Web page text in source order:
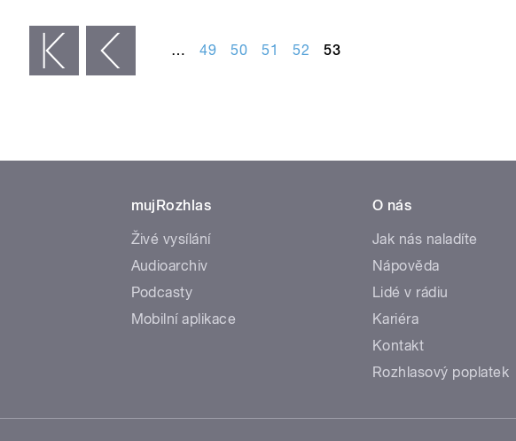
‹ předchozí … 49 50 51 52 53
mujRozhlas
Živé vysílání
Audioarchiv
Podcasty
Mobilní aplikace
O nás
Jak nás naladíte
Nápověda
Lidé v rádiu
Kariéra
Kontakt
Rozhlasový poplatek